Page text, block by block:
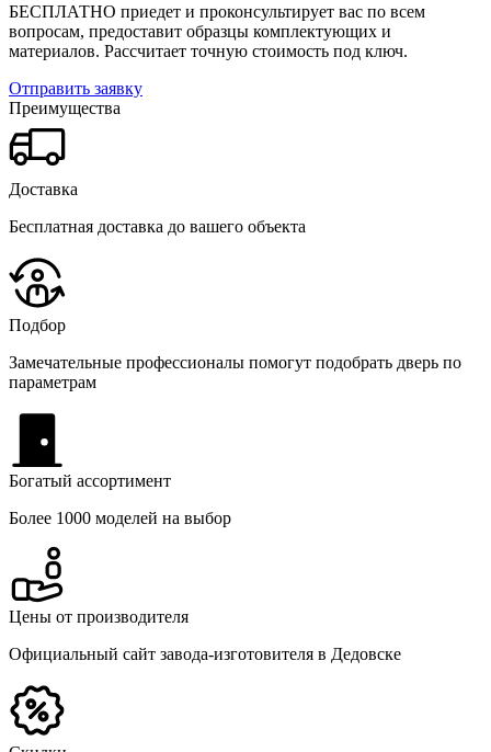
БЕСПЛАТНО приедет и проконсультирует вас по всем
вопросам, предоставит образцы комплектующих и
материалов. Рассчитает точную стоимость под ключ.
Отправить заявку
Преимущества
Доставка
Бесплатная доставка до вашего объекта
Подбор
Замечательные профессионалы помогут подобрать дверь по
параметрам
Богатый ассортимент
Более 1000 моделей на выбор
Цены от производителя
Официальный сайт завода-изготовителя в Дедовске